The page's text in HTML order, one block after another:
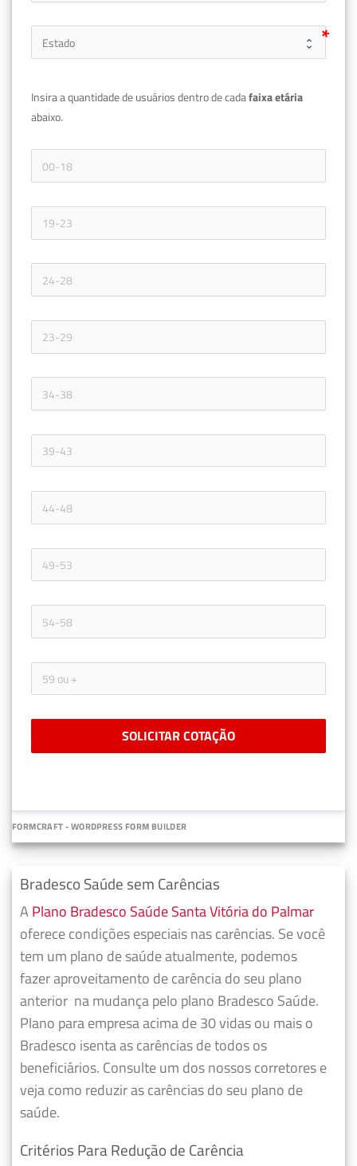
Insira a quantidade de usuários dentro de cada
abaixo.
SOLICITAR COTAÇÃO
FORMCRAFT - WORDPRESS FORM BUILDER
Bradesco Saúde sem Carências
A Plano Bradesco Saúde Santa Vitória do Palmar
oferece condições especiais nas carências. Se você
tem um plano de saúde atualmente, podemos
fazeraproveitamento de carência do seu plano
anterior na mudança pelo plano Bradesco Saúde.
Plano para empresa acima de 30 vidas ou mais o
Bradesco isenta as carências de todos os
beneficiários. Consulte um dos nossos corretores e
veja como reduzir as carências do seu plano de
saúde.
Critérios Para Redução de Carência